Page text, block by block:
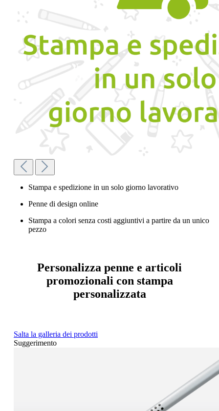
Stampa e spedizione in un solo giorno lavorativo
Penne di design online
Stampa a colori senza costi aggiuntivi a partire da un unico
pezzo
Personalizza penne e articoli
promozionali con stampa
personalizzata
Salta la galleria dei prodotti
Suggerimento